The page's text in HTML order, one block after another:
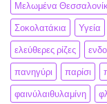
Μελωμένα
Σοκολατάκια
Υγεία
ελεύθερες ρίζες
πανηγύρι
παρίσι
φαινύλαιθυλαμίνη